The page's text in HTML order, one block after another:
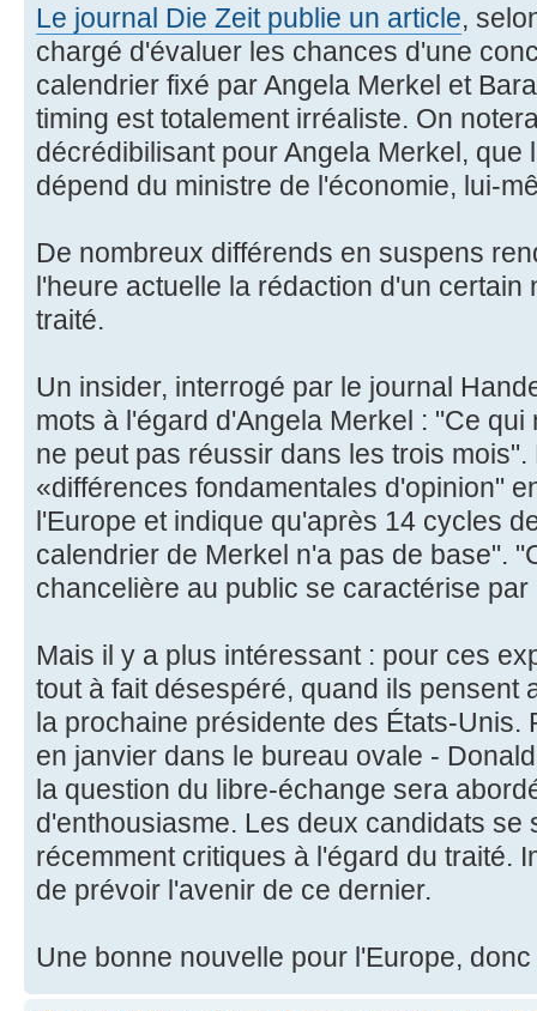
Le journal Die Zeit publie un article,
chargé d'évaluer les chances d'une
calendrier fixé par Angela Merkel et
timing est totalement irréaliste. On
décrédibilisant pour Angela Merkel, que
dépend du ministre de l'économie, lui-
De nombreux différends en suspens
l'heure actuelle la rédaction d'un certain
traité.
Un insider, interrogé par le journal
mots à l'égard d'Angela Merkel : "Ce
ne peut pas réussir dans les trois
«différences fondamentales d'opinion"
l'Europe et indique qu'après 14 cycles
calendrier de Merkel n'a pas de base".
chancelière au public se caractérise
Mais il y a plus intéressant : pour ces
tout à fait désespéré, quand ils pensent
la prochaine présidente des États-Unis.
en janvier dans le bureau ovale -
la question du libre-échange sera
d'enthousiasme. Les deux candidats se
récemment critiques à l'égard du traité.
de prévoir l'avenir de ce dernier.
Une bonne nouvelle pour l'Europe, donc